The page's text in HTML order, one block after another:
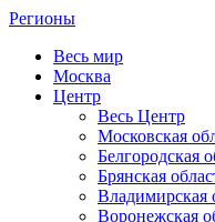
Регионы
Весь мир
Москва
Центр
Весь Центр
Московская
Белгородская
Брянская
Владимирская
Воронежская